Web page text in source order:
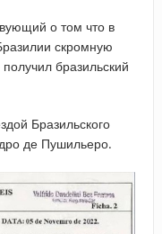
о том что в
скромную
бразильский
Бразильского
де Пушильеро.